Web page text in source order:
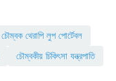
চৌম্বক থেরাপি লুপ পোর্টেবল
চৌম্বকীয় চিকিৎসা যন্ত্রপাতি